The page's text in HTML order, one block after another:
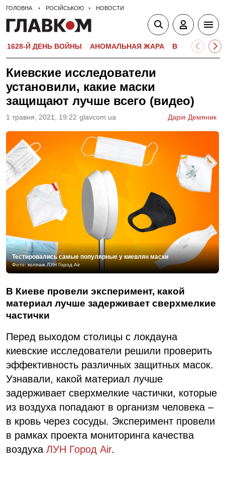
ГОЛОВНА РОСІЙСЬКОЮ НОВОСТИ
1628-Й ДЕНЬ ВОЙНЫ АНОМАЛЬНАЯ ЖАРА
Киевские исследователи
установили, какие маски
защищают лучше всего (видео)
1 травня, 2021, 19:22 glavcom.ua Дарія Демяник
Тестировались самые популярные у киевлян маски
Фото: коллаж ЛУН Город Air
В Киеве провели эксперимент, какой
материал лучше задерживает сверхмелкие
частички
Перед выходом столицы с локдауна
киевские исследователи решили проверить
эффективность различных защитных масок.
Узнавали, какой материал лучше
задерживает сверхмелкие частички, которые
из воздуха попадают в организм человека –
в кровь через сосуды. Эксперимент провели
в рамках проекта мониторинга качества
воздуха ЛУН Город Air.